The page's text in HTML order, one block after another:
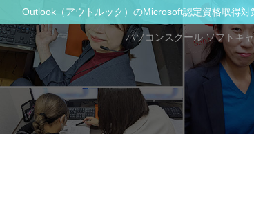
Outlook（アウトルック）のMicrosoft認定資格取得対
パソコンスクール ソフトキ